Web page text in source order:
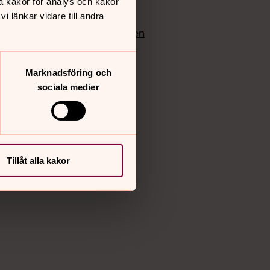
länkar vidare till andra
Marknadsföring och
sociala medier
Tillåt alla kakor
Instagram
Vimeo
Bloggportalen